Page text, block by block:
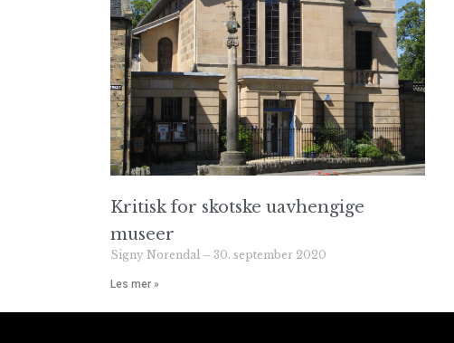
Kritisk for skotske uavhengige
museer
Signy Norendal 30. september 2020
Les mer »